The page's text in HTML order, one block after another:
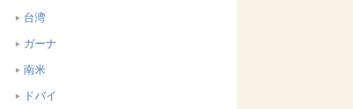
台湾
ガーナ
南米
ドバイ